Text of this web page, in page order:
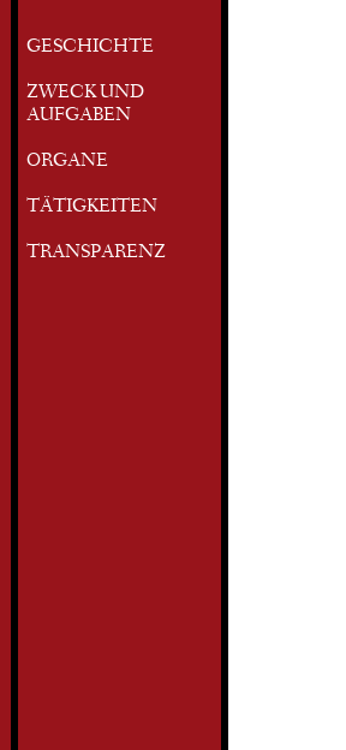
GESCHICHTE
ZWECK UND
AUFGABEN
ORGANE
TÄTIGKEITEN
TRANSPARENZ